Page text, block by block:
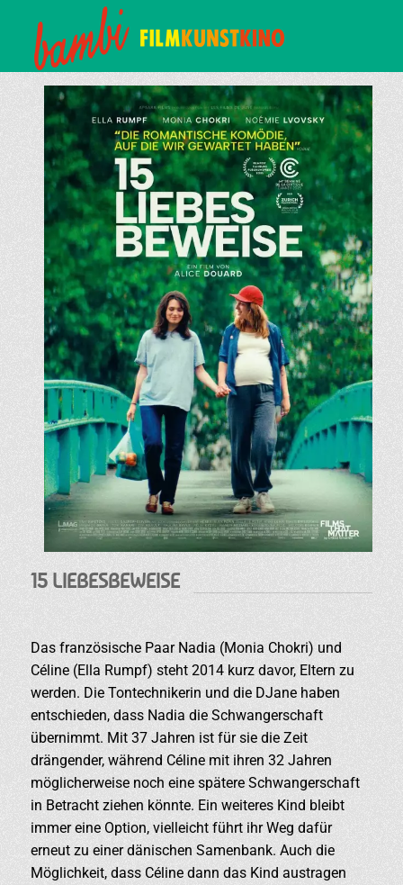
15 LIEBESBEWEISE
Das französische Paar Nadia (Monia Chokri) und
Céline (Ella Rumpf) steht 2014 kurz davor, Eltern zu
werden. Die Tontechnikerin und die DJane haben
entschieden, dass Nadia die Schwangerschaft
übernimmt. Mit 37 Jahren ist für sie die Zeit
drängender, während Céline mit ihren 32 Jahren
möglicherweise noch eine spätere Schwangerschaft
in Betracht ziehen könnte. Ein weiteres Kind bleibt
immer eine Option, vielleicht führt ihr Weg dafür
erneut zu einer dänischen Samenbank. Auch die
Möglichkeit, dass Céline dann das Kind austragen